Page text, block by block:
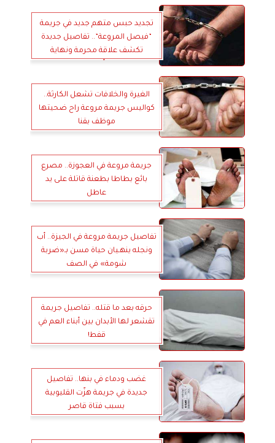
تجديد حبس متهم جديد في جريمة
”فيصل المروعة”.. تفاصيل جديدة
تكشف علاقة محرمة ونهاية
الغيرة والخلافات تشعل الكارثة..
كواليس جريمة مروعة راح ضحيتها
موظف بقنا
جريمة مروعة في العجوزة.. مصرع
بائع بطاطا بطعنة قاتلة على يد
عاطل
تفاصيل جريمة مروعة في الجيزة.. أب
ونجله ينهـيان حياة مسن بـ«ضربة
شومة» في الصف
حرقه بعد ما قتله.. تفاصيل جريمة
تقشعر لها الأبدان بين أبناء العم في
قفط!
غضب ودماء في بنها.. تفاصيل
جديدة في جريمة هزّت القليوبية
بسبب فتاة قاصر